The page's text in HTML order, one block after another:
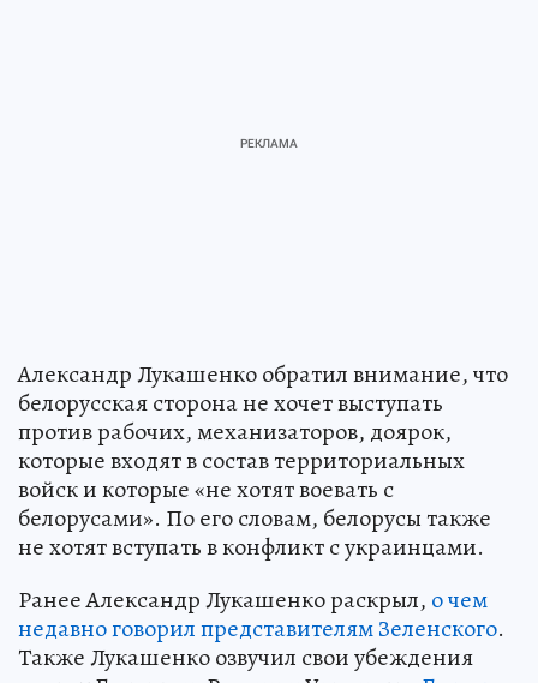
Александр Лукашенко обратил внимание, что
белорусская сторона не хочет выступать
против рабочих, механизаторов, доярок,
которые входят в состав территориальных
войск и которые «не хотят воевать с
белорусами». По его словам, белорусы также
не хотят вступать в конфликт с украинцами.
Ранее Александр Лукашенко раскрыл, о чем
недавно говорил представителям Зеленского.
Также Лукашенко озвучил свои убеждения